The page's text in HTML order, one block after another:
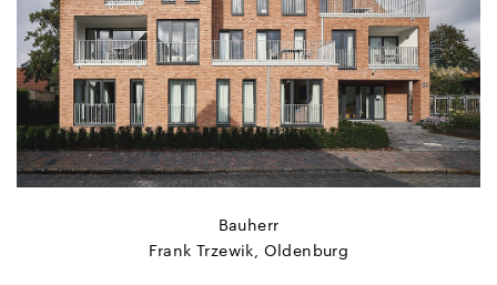
Bauherr
Frank Trzewik, Oldenburg